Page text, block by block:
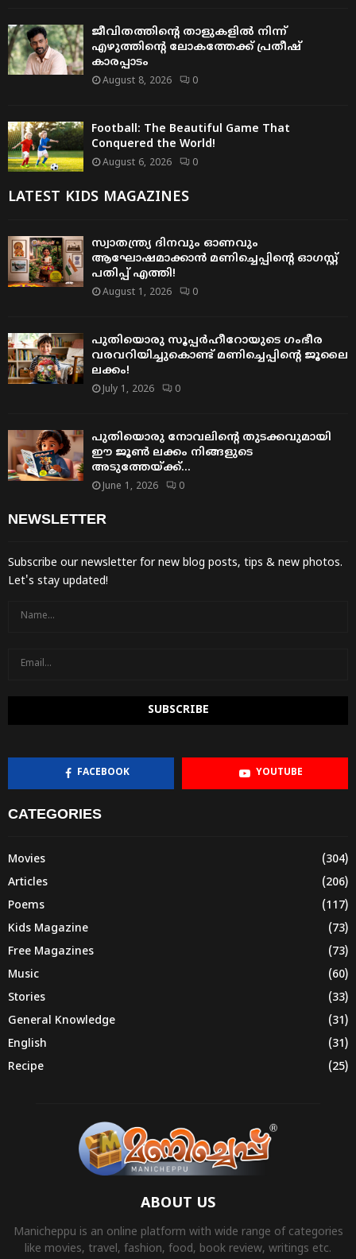
ജീവിതത്തിന്റെ താളുകളിൽ നിന്ന്
എഴുത്തിന്റെ ലോകത്തേക്ക് പ്രതീഷ്
കാരപ്പാടം
August 8, 2026 0
Football: The Beautiful Game That
Conquered the World!
August 6, 2026 0
LATEST KIDS MAGAZINES
സ്വാതന്ത്ര്യ ദിനവും ഓണവും
ആഘോഷമാക്കാൻ മണിച്ചെപ്പിന്റെ ഓഗസ്റ്റ്
പതിപ്പ് എത്തി!
August 1, 2026 0
പുതിയൊരു സൂപ്പർഹീറോയുടെ ഗംഭീര
വരവറിയിച്ചുകൊണ്ട് മണിച്ചെപ്പിന്റെ ജൂലൈ
ലക്കം!
July 1, 2026 0
പുതിയൊരു നോവലിന്റെ തുടക്കവുമായി
ഈ ജൂൺ ലക്കം നിങ്ങളുടെ
അടുത്തേയ്ക്ക്…
June 1, 2026 0
NEWSLETTER
Subscribe our newsletter for new blog posts, tips & new photos.
Let's stay updated!
FACEBOOK YOUTUBE
CATEGORIES
Movies
(304)
Articles
(206)
Poems
(117)
Kids Magazine
(73)
Free Magazines
(73)
Music
(60)
Stories
(33)
General Knowledge
(31)
English
(31)
Recipe
(25)
ABOUT US
Manicheppu is an online platform with wide range of categories
like movies, travel, fashion, food, book review, writings etc.